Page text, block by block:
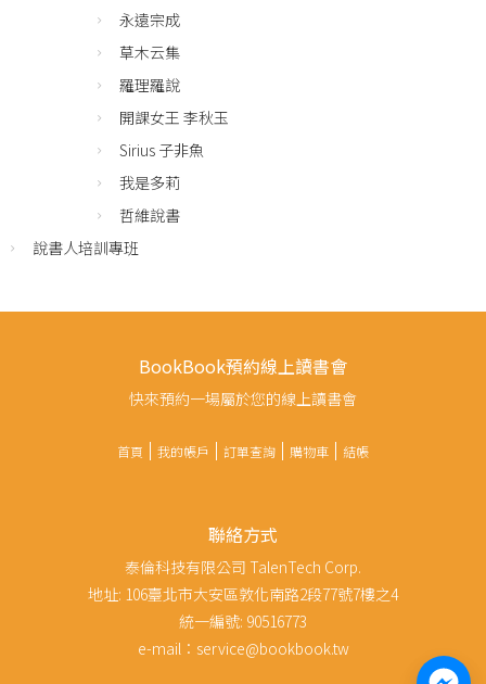
永遠宗成
草木云集
羅理羅說
開課女王 李秋玉
Sirius 子非魚
我是多莉
哲維說書
說書人培訓專班
BookBook預約線上讀書會
快來預約一場屬於您的線上讀書會
首頁 我的帳戶 訂單查詢 購物車 結帳
聯絡方式
泰倫科技有限公司 TalenTech Corp.
地址: 106臺北市大安區敦化南路2段77號7樓之4
統一編號: 90516773
e-mail：service@bookbook.tw